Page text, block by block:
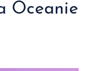
Oceanie